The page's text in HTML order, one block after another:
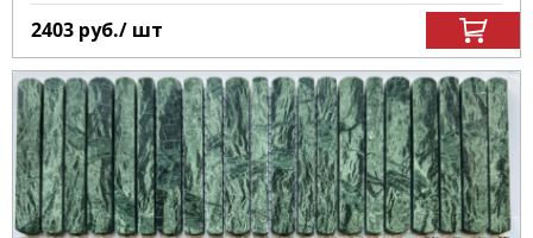
2403 руб./ шт